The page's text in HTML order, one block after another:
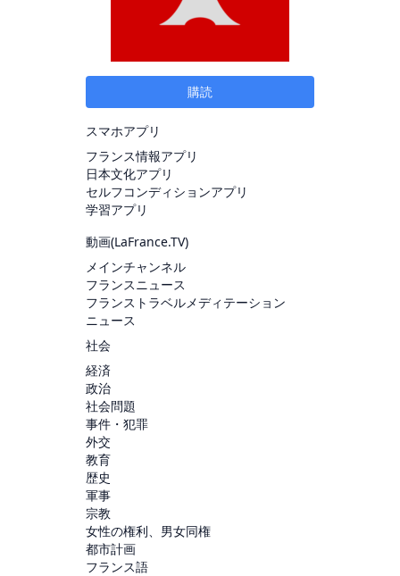
購読
スマホアプリ
フランス情報アプリ
日本文化アプリ
セルフコンディションアプリ
学習アプリ
動画(LaFrance.TV)
メインチャンネル
フランスニュース
フランストラベルメディテーション
ニュース
社会
経済
政治
社会問題
事件・犯罪
外交
教育
歴史
軍事
宗教
女性の権利、男女同権
都市計画
フランス語